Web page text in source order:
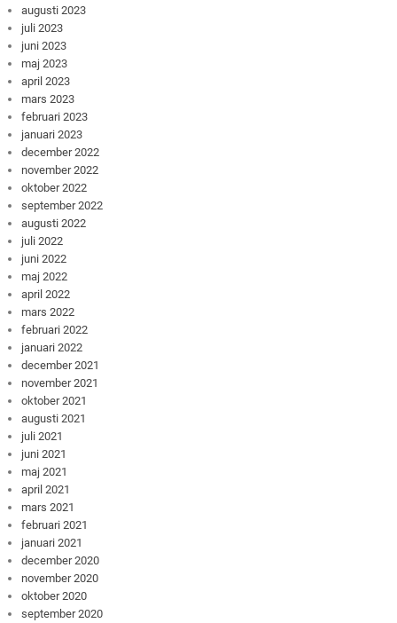
augusti 2023
juli 2023
juni 2023
maj 2023
april 2023
mars 2023
februari 2023
januari 2023
december 2022
november 2022
oktober 2022
september 2022
augusti 2022
juli 2022
juni 2022
maj 2022
april 2022
mars 2022
februari 2022
januari 2022
december 2021
november 2021
oktober 2021
augusti 2021
juli 2021
juni 2021
maj 2021
april 2021
mars 2021
februari 2021
januari 2021
december 2020
november 2020
oktober 2020
september 2020